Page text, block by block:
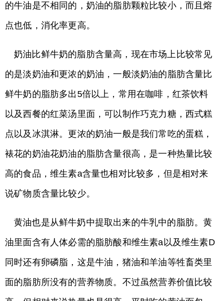
的牛油是不相同的，奶油的脂肪颗粒比较小，而且熔
点也低，消化率更高。
奶油比鲜牛奶的脂肪含量高，现在市场上比较常见
的是淡奶油和更浓的奶油，一般淡奶油的脂肪含量比
鲜牛奶的脂肪多出5倍以上，常用在咖啡，红茶饮料
以及西餐的红菜汤里面，可以制作巧克力糖，西式糕
点以及冰淇淋。更浓的奶油一般是我们常吃的蛋糕，
裱花的奶油花奶油的脂肪含量很高，是一种热量比较
高的食品，维生素a含量也相对比较多，但是相对来
说矿物质含量比较少。
黄油也是从鲜牛奶中提取出来的牛乳中的脂肪。黄
油里面含有人体必需的脂肪酸和维生素a以及维生素D
同时还有卵磷脂，这是牛油，猪油和羊油等牲畜类里
面的脂肪所没有的营养物质。不过虽然营养价值比较